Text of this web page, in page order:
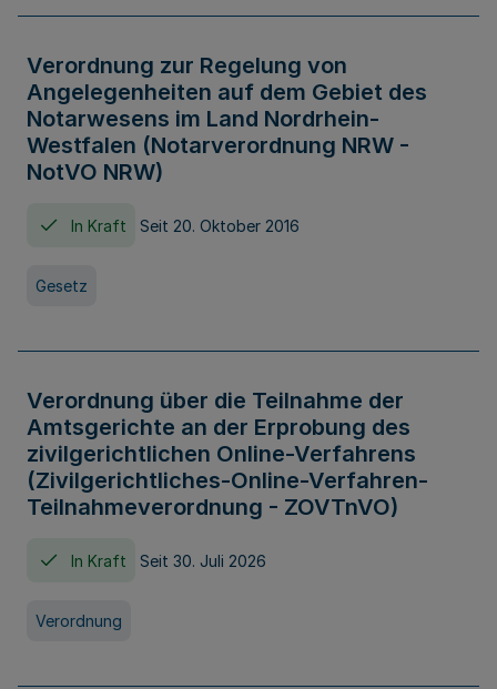
Verordnung zur Regelung von
Angelegenheiten auf dem Gebiet des
Notarwesens im Land Nordrhein-
Westfalen (Notarverordnung NRW -
NotVO NRW)
In Kraft Seit 20. Oktober 2016
Gesetz
Verordnung über die Teilnahme der
Amtsgerichte an der Erprobung des
zivilgerichtlichen Online-Verfahrens
(Zivilgerichtliches-Online-Verfahren-
Teilnahmeverordnung - ZOVTnVO)
In Kraft Seit 30. Juli 2026
Verordnung